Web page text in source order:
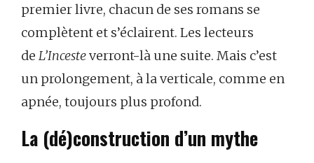
premier livre, chacun de ses romans se
complètent et s’éclairent. Les lecteurs
de L’Incesteverront-là une suite. Mais c’est
un prolongement, à la verticale, comme en
apnée, toujours plus profond.
La (dé)construction d’un mythe